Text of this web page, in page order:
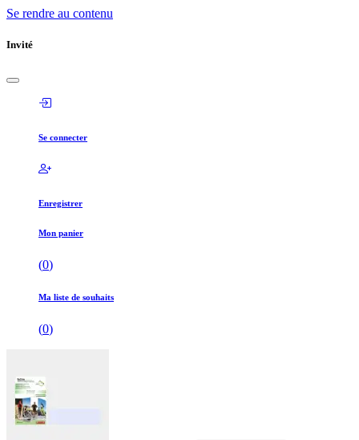
Se rendre au contenu
Invité
Se connecter
Enregistrer
Mon panier
(0)
Ma liste de souhaits
(0)